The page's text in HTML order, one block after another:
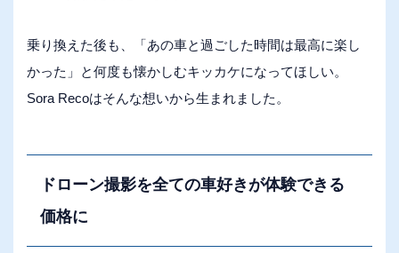
乗り換えた後も、「あの車と過ごした時間は最高に楽し
かった」と何度も懐かしむキッカケになってほしい。
Sora Recoはそんな想いから生まれました。
ドローン撮影を全ての車好きが体験できる
価格に